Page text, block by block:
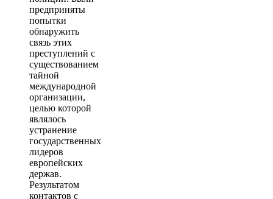
предприняты
попытки
обнаружить
связь этих
преступлений с
существованием
тайной
международной
организации,
целью которой
являлось
устранение
государственных
лидеров
европейских
держав.
Результатом
контактов с